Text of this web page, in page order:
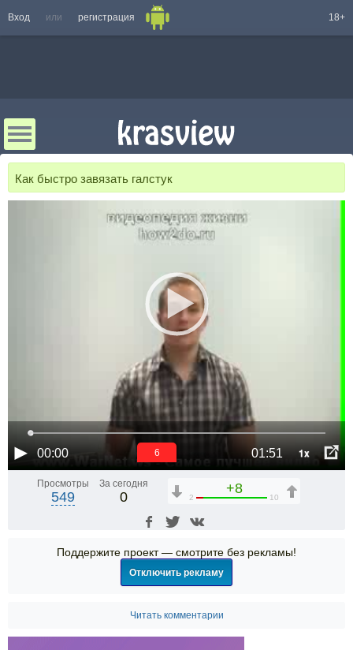
Вход или регистрация 18+
Как быстро завязать галстук
00:00 01:51 1x
6
Просмотры
549
За сегодня
0
+8
2 10
Поддержите проект — смотрите без рекламы!
Отключить рекламу
Читать комментарии